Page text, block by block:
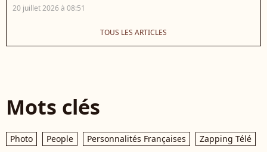
20 juillet 2026 à 08:51
TOUS LES ARTICLES
Mots clés
Photo People Personnalités Françaises
Zapping Télé